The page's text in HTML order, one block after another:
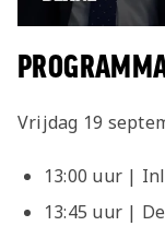
Vrijdag 19
13:00 uur |
13:45 uur |